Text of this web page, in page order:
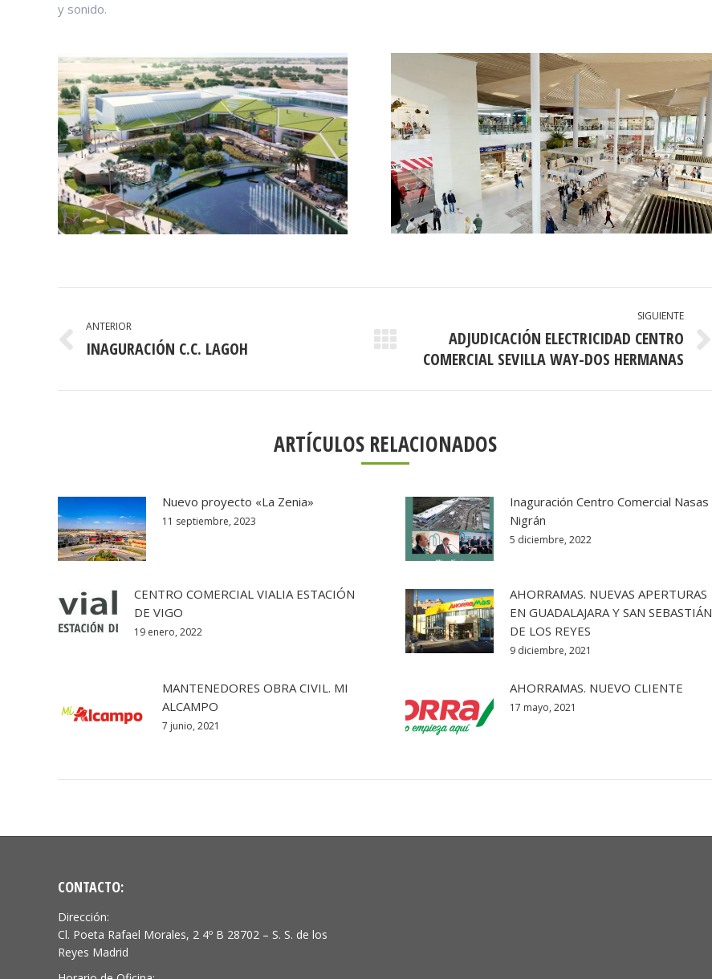
y sonido.
ENTRE
PUBLICACIONES
ANTERIOR
Publicación
INAGURACIÓN C.C. LAGOH
SIGUIENTE
Publicación
siguiente:
ADJUDICACIÓN ELECTRICIDAD CENTRO
COMERCIAL SEVILLA WAY-DOS HERMANAS
ARTÍCULOS RELACIONADOS
Nuevo proyecto «La Zenia»
11 septiembre, 2023
Inaguración Centro Comercial Nasas
Nigrán
5 diciembre, 2022
CENTRO COMERCIAL VIALIA ESTACIÓN
DE VIGO
19 enero, 2022
AHORRAMAS. NUEVAS APERTURAS
EN GUADALAJARA Y SAN SEBASTIÁN
DE LOS REYES
9 diciembre, 2021
MANTENEDORES OBRA CIVIL. MI
ALCAMPO
7 junio, 2021
AHORRAMAS. NUEVO CLIENTE
17 mayo, 2021
CONTACTO:
Dirección:
Cl. Poeta Rafael Morales, 2 4º B 28702 – S. S. de los
Reyes Madrid